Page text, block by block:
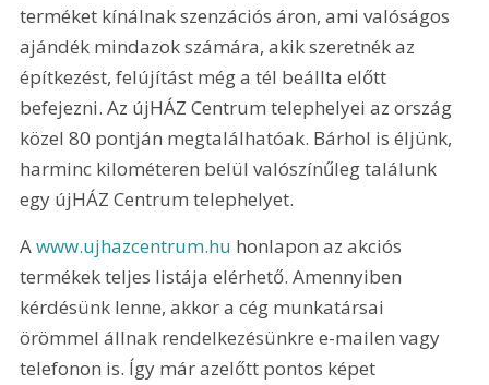
terméket kínálnak szenzációs áron, ami valóságos
ajándék mindazok számára, akik szeretnék az
építkezést, felújítást még a tél beállta előtt
befejezni. Az újHÁZ Centrum telephelyei az ország
közel 80 pontján megtalálhatóak. Bárhol is éljünk,
harminc kilométeren belül valószínűleg találunk
egy újHÁZ Centrum telephelyet.
A www.ujhazcentrum.hu honlapon az akciós
termékek teljes listája elérhető. Amennyiben
kérdésünk lenne, akkor a cég munkatársai
örömmel állnak rendelkezésünkre e-mailen vagy
telefonon is. Így már azelőtt pontos képet